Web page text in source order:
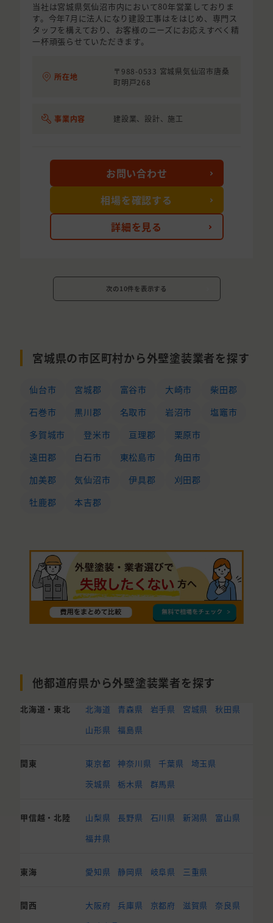
当社は宮城県気仙沼市内において80年営業しておりま
す。今年7月に法人になり建設工事はをはじめ、専門ス
タッフを構えており、お客様のニーズにお応えすべく精
一杯頑張らせていただきます。
所在地
〒988-0533 宮城県気仙沼市唐桑
町明戸268
事業内容 建設業、設計、施工
詳細を見る
お問い合わせ
相場を確認する
次の10件を表示する
宮城県の市区町村から外壁塗装業者を探す
仙台市 宮城郡 富谷市 大崎市
柴田郡
石巻市
黒川郡 名取市 岩沼市
塩竈市
多賀城市
登米市 亘理郡
栗原市
遠田郡
白石市 東松島市
角田市
加美郡
気仙沼市 伊具郡
刈田郡
牡鹿郡
本吉郡
他都道府県から外壁塗装業者を探す
北海道・東北 北海道 青森県 岩手県 宮城県
秋田県
山形県
福島県
関東 東京都 神奈川県 千葉県
埼玉県
茨城県
栃木県 群馬県
甲信越・北陸 山梨県 長野県 石川県 新潟県
富山県
福井県
東海 愛知県 静岡県 岐阜県 三重県
関西 大阪府 兵庫県 京都府 滋賀県
奈良県